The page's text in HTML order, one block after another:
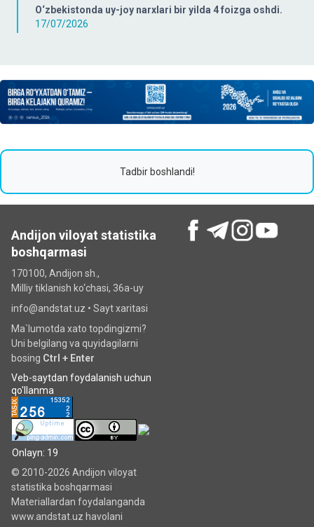
O‘zbekistonda uy-joy narxlari bir yilda 4 foizga oshdi.
17/07/2026
Tadbir boshlandi!
Andijon viloyat statistika
boshqarmasi
170100, Andijon sh.,
Milliy tiklanish ko‘chаsi, 36a-uy
info@andstat.uz • Sayt xaritasi
Ma`lumotda xato topdingizmi?
Uni belgilang va quyidagilarni
bosing Ctrl + Enter
Veb-saytdan foydalanish uchun
qo'llanma
Onlayn: 19
© 2010-2026 Andijon viloyat
statistika boshqarmasi
Materiallardan foydalanganda
www.andstat.uz havolani